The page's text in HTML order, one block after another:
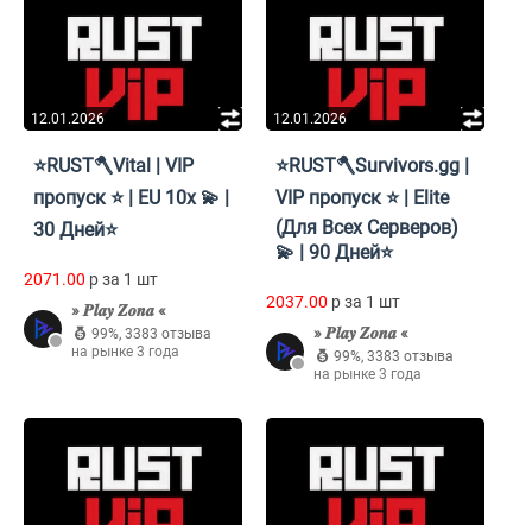
12.01.2026
⭐RUST🪓Vital | VIP
пропуск ⭐ | EU 10x 💫 |
30 Дней⭐
2071.00 p за 1 шт
» 𝑷𝒍𝒂𝒚 𝒁𝒐𝒏𝒂 «
99%, 3383 отзыва
на рынке 3 года
12.01.2026
⭐RUST🪓Survivors.gg |
VIP пропуск ⭐ | Elite
(Для Всех Серверов)
💫 | 90 Дней⭐
2037.00 p за 1 шт
» 𝑷𝒍𝒂𝒚 𝒁𝒐𝒏𝒂 «
99%, 3383 отзыва
на рынке 3 года